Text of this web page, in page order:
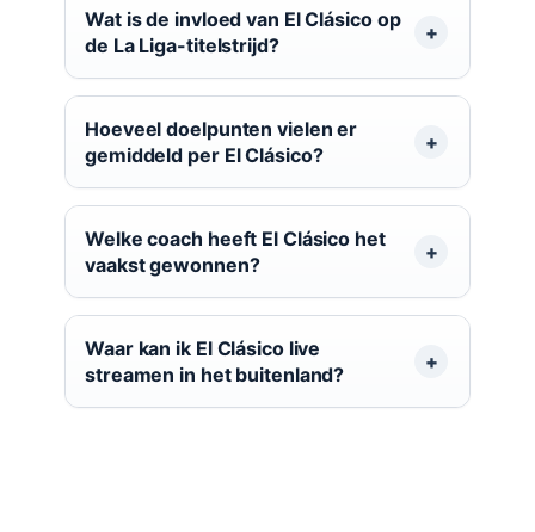
Wat is de invloed van El Clásico op
de La Liga-titelstrijd?
Hoeveel doelpunten vielen er
gemiddeld per El Clásico?
Welke coach heeft El Clásico het
vaakst gewonnen?
Waar kan ik El Clásico live
streamen in het buitenland?